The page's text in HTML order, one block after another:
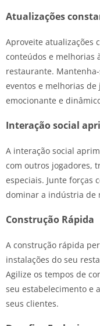
Atualizações
Aproveite atualizações
conteúdos e melhorias
restaurante.
eventos e melhorias
emocionante e
Interação social
A interação social
com outros jogadores,
especiais. Junte forças
dominar a indústria de
Construção Rápida
A construção rápida
instalações do seu
Agilize os tempos de
seu estabelecimento e
seus clientes.